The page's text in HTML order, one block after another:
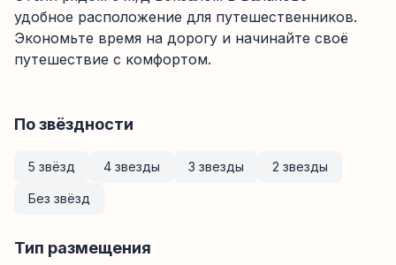
удобное расположение для путешественников.
Экономьте время на дорогу и начинайте своё
путешествие с комфортом.
По звёздности
5 звёзд 4 звезды 3 звезды 2 звезды
Без звёзд
Тип размещения